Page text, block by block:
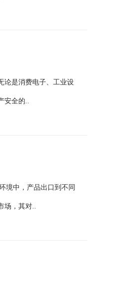
论是消费电子、工业设
安全的..
境中，产品出口到不同
场，其对..